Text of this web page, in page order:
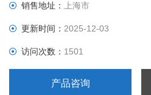
销售地址：上海市
更新时间：2025-12-03
访问次数： 1501
产品咨询